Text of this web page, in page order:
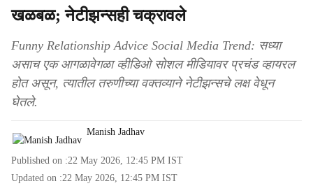
खळबळ; नेटीझन्सही चक्रावले
Funny Relationship Advice Social Media Trend: सध्या
असाच एक आगळावेगळा व्हीडिओ सोशल मीडियावर प्रचंड व्हायरल
होत असून, त्यातील तरुणीच्या वक्तव्याने नेटीझन्सचे लक्ष वेधून
घेतले.
Manish Jadhav
Published on :22 May 2026, 12:45 PM IST
Updated on :22 May 2026, 12:45 PM IST